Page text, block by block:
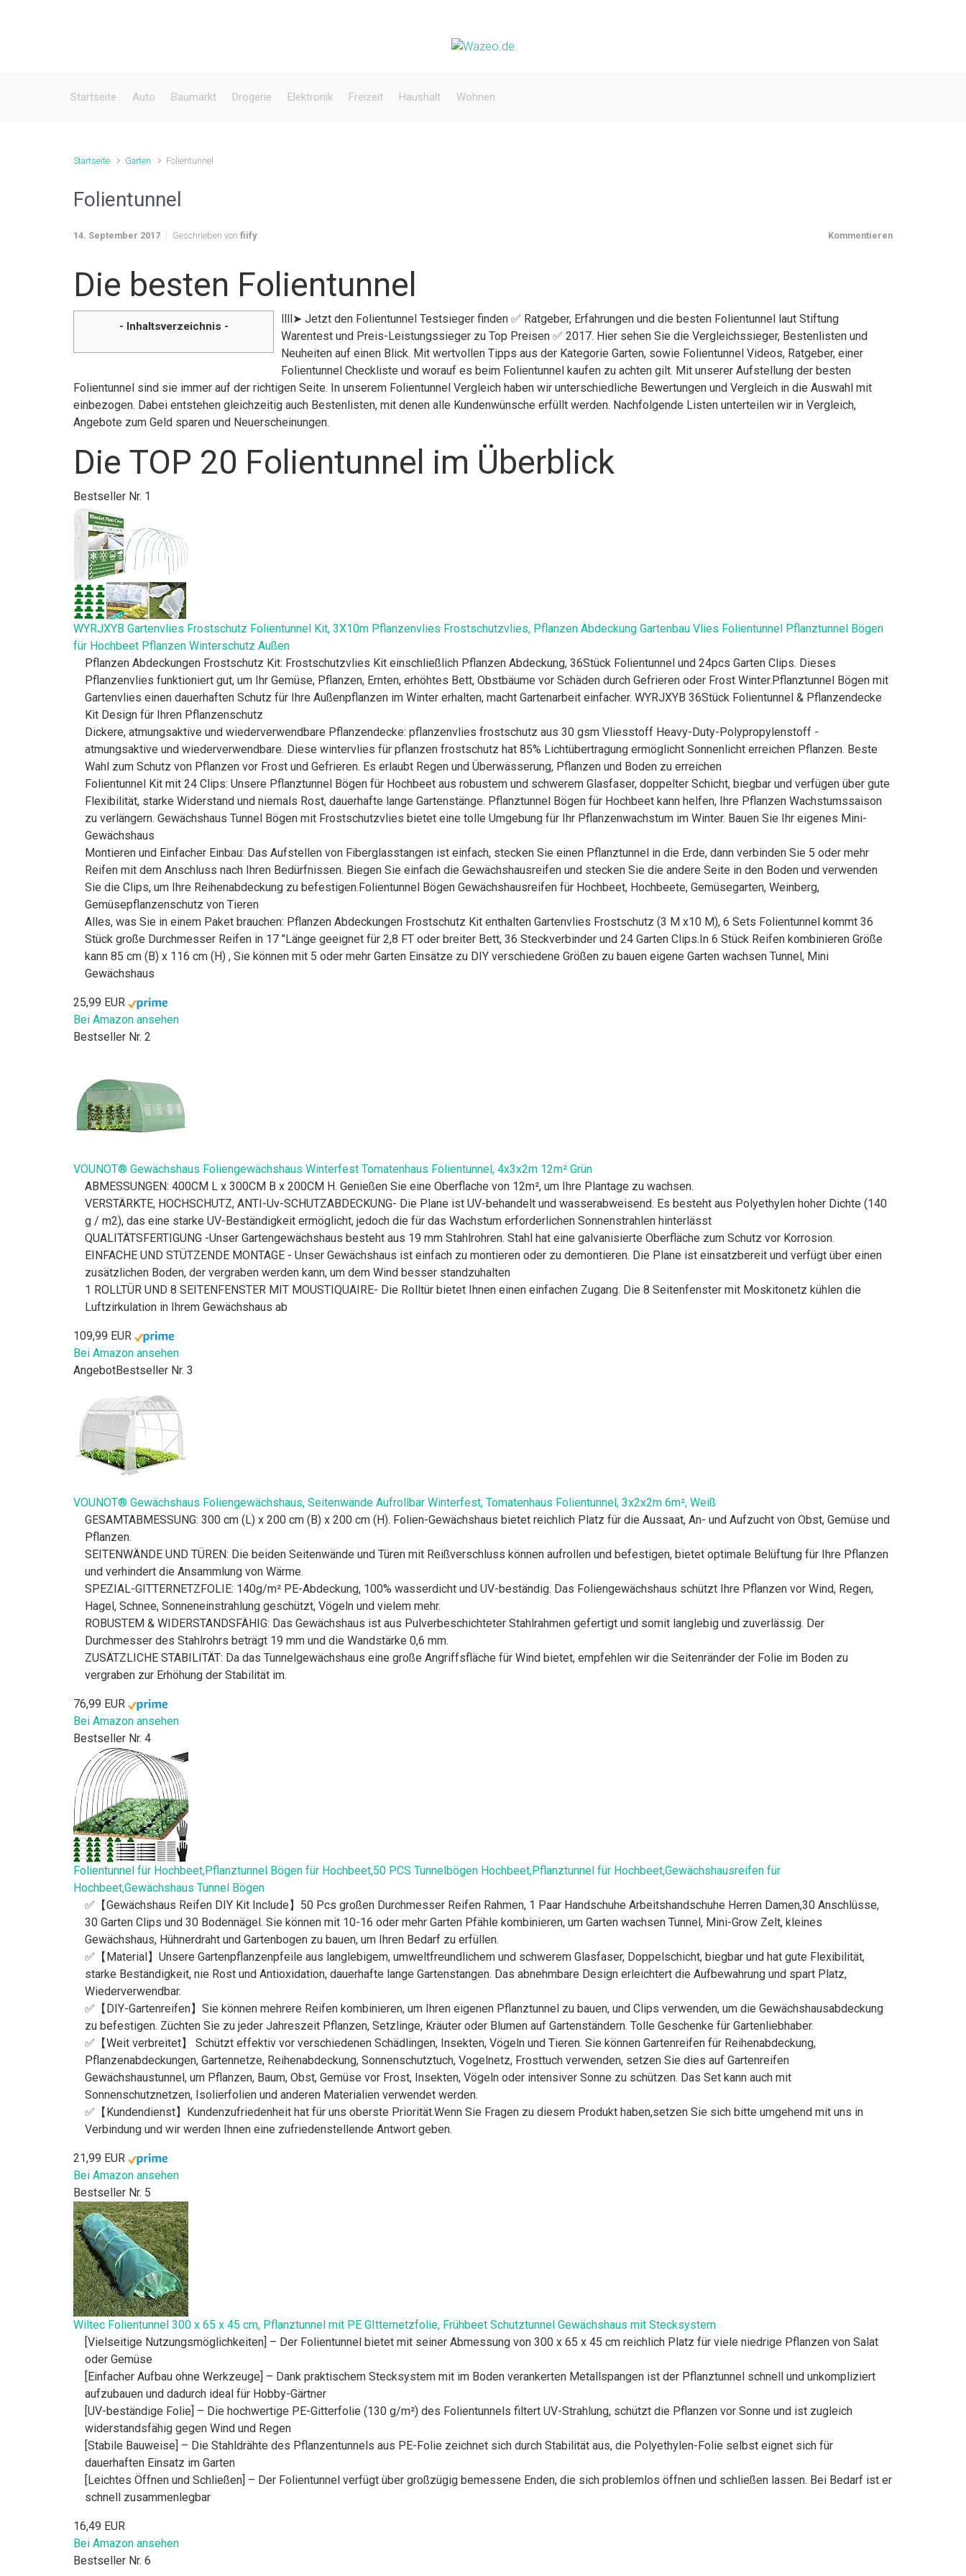
Startseite Auto Baumarkt Drogerie Elektronik Freizeit Haushalt Wohnen
Startseite Garten Folientunnel
Folientunnel
14. September 2017 Geschrieben von fiify Kommentieren
Die besten Folientunnel
- Inhaltsverzeichnis -
llll➤ Jetzt den Folientunnel Testsieger finden ✅ Ratgeber, Erfahrungen und die besten Folientunnel laut Stiftung
Warentest und Preis-Leistungssieger zu Top Preisen ✅ 2017. Hier sehen Sie die Vergleichssieger, Bestenlisten und
Neuheiten auf einen Blick. Mit wertvollen Tipps aus der Kategorie Garten, sowie Folientunnel Videos, Ratgeber, einer
Folientunnel Checkliste und worauf es beim Folientunnel kaufen zu achten gilt. Mit unserer Aufstellung der besten
Folientunnel sind sie immer auf der richtigen Seite. In unserem Folientunnel Vergleich haben wir unterschiedliche Bewertungen und Vergleich in die Auswahl mit
einbezogen. Dabei entstehen gleichzeitig auch Bestenlisten, mit denen alle Kundenwünsche erfüllt werden. Nachfolgende Listen unterteilen wir in Vergleich,
Angebote zum Geld sparen und Neuerscheinungen.
Die TOP 20 Folientunnel im Überblick
Bestseller Nr. 1
WYRJXYB Gartenvlies Frostschutz Folientunnel Kit, 3X10m Pflanzenvlies Frostschutzvlies, Pflanzen Abdeckung Gartenbau Vlies Folientunnel Pflanztunnel Bögen
für Hochbeet Pflanzen Winterschutz Außen
Pflanzen Abdeckungen Frostschutz Kit: Frostschutzvlies Kit einschließlich Pflanzen Abdeckung, 36Stück Folientunnel und 24pcs Garten Clips. Dieses
Pflanzenvlies funktioniert gut, um Ihr Gemüse, Pflanzen, Ernten, erhöhtes Bett, Obstbäume vor Schäden durch Gefrieren oder Frost Winter.Pflanztunnel Bögen mit
Gartenvlies einen dauerhaften Schutz für Ihre Außenpflanzen im Winter erhalten, macht Gartenarbeit einfacher. WYRJXYB 36Stück Folientunnel & Pflanzendecke
Kit Design für Ihren Pflanzenschutz
Dickere, atmungsaktive und wiederverwendbare Pflanzendecke: pflanzenvlies frostschutz aus 30 gsm Vliesstoff Heavy-Duty-Polypropylenstoff -
atmungsaktive und wiederverwendbare. Diese wintervlies für pflanzen frostschutz hat 85% Lichtübertragung ermöglicht Sonnenlicht erreichen Pflanzen. Beste
Wahl zum Schutz von Pflanzen vor Frost und Gefrieren. Es erlaubt Regen und Überwässerung, Pflanzen und Boden zu erreichen
Folientunnel Kit mit 24 Clips: Unsere Pflanztunnel Bögen für Hochbeet aus robustem und schwerem Glasfaser, doppelter Schicht, biegbar und verfügen über gute
Flexibilität, starke Widerstand und niemals Rost, dauerhafte lange Gartenstänge. Pflanztunnel Bögen für Hochbeet kann helfen, Ihre Pflanzen Wachstumssaison
zu verlängern. Gewächshaus Tunnel Bögen mit Frostschutzvlies bietet eine tolle Umgebung für Ihr Pflanzenwachstum im Winter. Bauen Sie Ihr eigenes Mini-
Gewächshaus
Montieren und Einfacher Einbau: Das Aufstellen von Fiberglasstangen ist einfach, stecken Sie einen Pflanztunnel in die Erde, dann verbinden Sie 5 oder mehr
Reifen mit dem Anschluss nach Ihren Bedürfnissen. Biegen Sie einfach die Gewächshausreifen und stecken Sie die andere Seite in den Boden und verwenden
Sie die Clips, um Ihre Reihenabdeckung zu befestigen.Folientunnel Bögen Gewächshausreifen für Hochbeet, Hochbeete, Gemüsegarten, Weinberg,
Gemüsepflanzenschutz von Tieren
Alles, was Sie in einem Paket brauchen: Pflanzen Abdeckungen Frostschutz Kit enthalten Gartenvlies Frostschutz (3 M x10 M), 6 Sets Folientunnel kommt 36
Stück große Durchmesser Reifen in 17 "Länge geeignet für 2,8 FT oder breiter Bett, 36 Steckverbinder und 24 Garten Clips.In 6 Stück Reifen kombinieren Größe
kann 85 cm (B) x 116 cm (H) , Sie können mit 5 oder mehr Garten Einsätze zu DIY verschiedene Größen zu bauen eigene Garten wachsen Tunnel, Mini
Gewächshaus
25,99 EUR
Bei Amazon ansehen
Bestseller Nr. 2
VOUNOT® Gewächshaus Foliengewächshaus Winterfest Tomatenhaus Folientunnel, 4x3x2m 12m² Grün
ABMESSUNGEN: 400CM L x 300CM B x 200CM H. Genießen Sie eine Oberflache von 12m², um Ihre Plantage zu wachsen.
VERSTÄRKTE, HOCHSCHUTZ, ANTI-Uv-SCHUTZABDECKUNG- Die Plane ist UV-behandelt und wasserabweisend. Es besteht aus Polyethylen hoher Dichte (140
g / m2), das eine starke UV-Beständigkeit ermöglicht, jedoch die für das Wachstum erforderlichen Sonnenstrahlen hinterlässt
QUALITÄTSFERTIGUNG -Unser Gartengewächshaus besteht aus 19 mm Stahlrohren. Stahl hat eine galvanisierte Oberfläche zum Schutz vor Korrosion.
EINFACHE UND STÜTZENDE MONTAGE - Unser Gewächshaus ist einfach zu montieren oder zu demontieren. Die Plane ist einsatzbereit und verfügt über einen
zusätzlichen Boden, der vergraben werden kann, um dem Wind besser standzuhalten
1 ROLLTÜR UND 8 SEITENFENSTER MIT MOUSTIQUAIRE- Die Rolltür bietet Ihnen einen einfachen Zugang. Die 8 Seitenfenster mit Moskitonetz kühlen die
Luftzirkulation in Ihrem Gewächshaus ab
109,99 EUR
Bei Amazon ansehen
AngebotBestseller Nr. 3
VOUNOT® Gewächshaus Foliengewächshaus, Seitenwände Aufrollbar Winterfest, Tomatenhaus Folientunnel, 3x2x2m 6m², Weiß
GESAMTABMESSUNG: 300 cm (L) x 200 cm (B) x 200 cm (H). Folien-Gewächshaus bietet reichlich Platz für die Aussaat, An- und Aufzucht von Obst, Gemüse und
Pflanzen.
SEITENWÄNDE UND TÜREN: Die beiden Seitenwände und Türen mit Reißverschluss können aufrollen und befestigen, bietet optimale Belüftung für Ihre Pflanzen
und verhindert die Ansammlung von Wärme.
SPEZIAL-GITTERNETZFOLIE: 140g/m² PE-Abdeckung, 100% wasserdicht und UV-beständig. Das Foliengewächshaus schützt Ihre Pflanzen vor Wind, Regen,
Hagel, Schnee, Sonneneinstrahlung geschützt, Vögeln und vielem mehr.
ROBUSTEM & WIDERSTANDSFÄHIG: Das Gewächshaus ist aus Pulverbeschichteter Stahlrahmen gefertigt und somit langlebig und zuverlässig. Der
Durchmesser des Stahlrohrs beträgt 19 mm und die Wandstärke 0,6 mm.
ZUSÄTZLICHE STABILITÄT: Da das Tunnelgewächshaus eine große Angriffsfläche für Wind bietet, empfehlen wir die Seitenränder der Folie im Boden zu
vergraben zur Erhöhung der Stabilität im.
76,99 EUR
Bei Amazon ansehen
Bestseller Nr. 4
Folientunnel für Hochbeet,Pflanztunnel Bögen für Hochbeet,50 PCS Tunnelbögen Hochbeet,Pflanztunnel für Hochbeet,Gewächshausreifen für
Hochbeet,Gewächshaus Tunnel Bögen
✅【Gewächshaus Reifen DIY Kit Include】50 Pcs großen Durchmesser Reifen Rahmen, 1 Paar Handschuhe Arbeitshandschuhe Herren Damen,30 Anschlüsse,
30 Garten Clips und 30 Bodennägel. Sie können mit 10-16 oder mehr Garten Pfähle kombinieren, um Garten wachsen Tunnel, Mini-Grow Zelt, kleines
Gewächshaus, Hühnerdraht und Gartenbogen zu bauen, um Ihren Bedarf zu erfüllen.
✅【Material】Unsere Gartenpflanzenpfeile aus langlebigem, umweltfreundlichem und schwerem Glasfaser, Doppelschicht, biegbar und hat gute Flexibilität,
starke Beständigkeit, nie Rost und Antioxidation, dauerhafte lange Gartenstangen. Das abnehmbare Design erleichtert die Aufbewahrung und spart Platz,
Wiederverwendbar.
✅【DIY-Gartenreifen】Sie können mehrere Reifen kombinieren, um Ihren eigenen Pflanztunnel zu bauen, und Clips verwenden, um die Gewächshausabdeckung
zu befestigen. Züchten Sie zu jeder Jahreszeit Pflanzen, Setzlinge, Kräuter oder Blumen auf Gartenständern. Tolle Geschenke für Gartenliebhaber.
✅【Weit verbreitet】 Schützt effektiv vor verschiedenen Schädlingen, Insekten, Vögeln und Tieren. Sie können Gartenreifen für Reihenabdeckung,
Pflanzenabdeckungen, Gartennetze, Reihenabdeckung, Sonnenschutztuch, Vogelnetz, Frosttuch verwenden, setzen Sie dies auf Gartenreifen
Gewächshaustunnel, um Pflanzen, Baum, Obst, Gemüse vor Frost, Insekten, Vögeln oder intensiver Sonne zu schützen. Das Set kann auch mit
Sonnenschutznetzen, Isolierfolien und anderen Materialien verwendet werden.
✅【Kundendienst】Kundenzufriedenheit hat für uns oberste Priorität.Wenn Sie Fragen zu diesem Produkt haben,setzen Sie sich bitte umgehend mit uns in
Verbindung und wir werden Ihnen eine zufriedenstellende Antwort geben.
21,99 EUR
Bei Amazon ansehen
Bestseller Nr. 5
Wiltec Folientunnel 300 x 65 x 45 cm, Pflanztunnel mit PE GItternetzfolie, Frühbeet Schutztunnel Gewächshaus mit Stecksystem
[Vielseitige Nutzungsmöglichkeiten] – Der Folientunnel bietet mit seiner Abmessung von 300 x 65 x 45 cm reichlich Platz für viele niedrige Pflanzen von Salat
oder Gemüse
[Einfacher Aufbau ohne Werkzeuge] – Dank praktischem Stecksystem mit im Boden verankerten Metallspangen ist der Pflanztunnel schnell und unkompliziert
aufzubauen und dadurch ideal für Hobby-Gärtner
[UV-beständige Folie] – Die hochwertige PE-Gitterfolie (130 g/m²) des Folientunnels filtert UV-Strahlung, schützt die Pflanzen vor Sonne und ist zugleich
widerstandsfähig gegen Wind und Regen
[Stabile Bauweise] – Die Stahldrähte des Pflanzentunnels aus PE-Folie zeichnet sich durch Stabilität aus, die Polyethylen-Folie selbst eignet sich für
dauerhaften Einsatz im Garten
[Leichtes Öffnen und Schließen] – Der Folientunnel verfügt über großzügig bemessene Enden, die sich problemlos öffnen und schließen lassen. Bei Bedarf ist er
schnell zusammenlegbar
16,49 EUR
Bei Amazon ansehen
Bestseller Nr. 6